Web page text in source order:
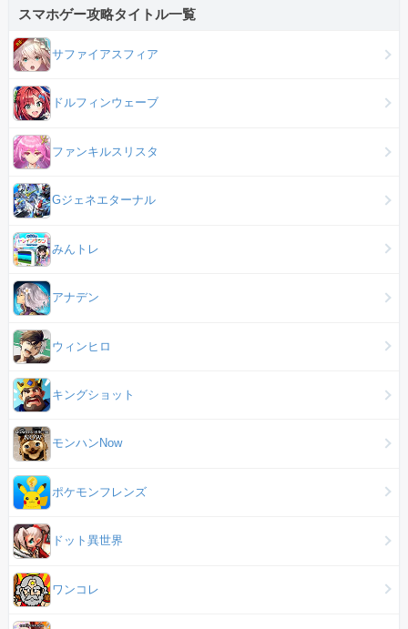
スマホゲー攻略タイトル一覧
サファイアスフィア
ドルフィンウェーブ
ファンキルスリスタ
Gジェネエターナル
みんトレ
アナデン
ウィンヒロ
キングショット
モンハンNow
ポケモンフレンズ
ドット異世界
ワンコレ